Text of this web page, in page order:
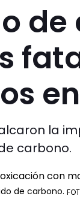
de
la
carbono.
de carbono.